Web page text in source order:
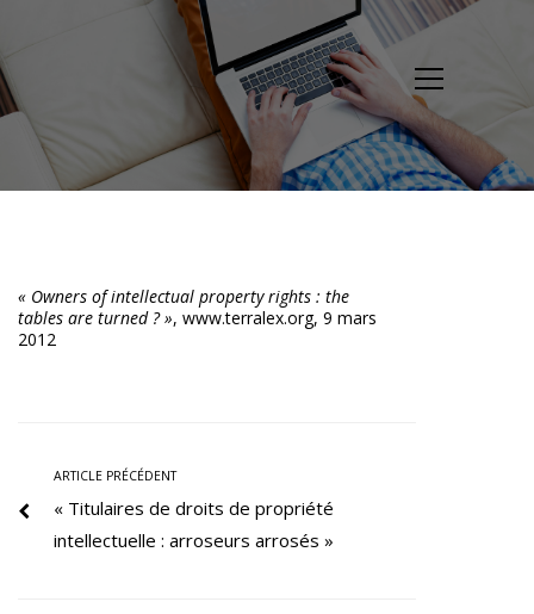
« Owners of intellectual property rights : the
tables are turned ? », www.terralex.org, 9 mars
2012
ARTICLE PRÉCÉDENT
« Titulaires de droits de propriété
intellectuelle : arroseurs arrosés »